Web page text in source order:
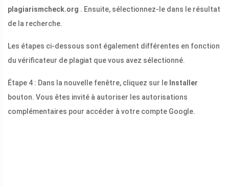
plagiarismcheck.org . Ensuite, sélectionnez-le dans le résultat
de la recherche.
Les étapes ci-dessous sont également différentes en fonction
du vérificateur de plagiat que vous avez sélectionné.
Étape 4 : Dans la nouvelle fenêtre, cliquez sur le Installer
bouton. Vous êtes invité à autoriser les autorisations
complémentaires pour accéder à votre compte Google.